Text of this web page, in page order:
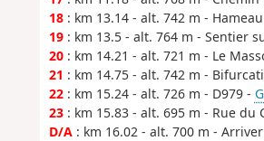
18: km 13.14 - alt. 742 m -
19: km 13.5 - alt. 764 m - Sentier
20: km 14.21 - alt. 721 m - Le
21 : km 14.75 - alt. 742 m -
22: km 15.24 - alt. 726 m - D979 -
23: km 15.83 - alt. 695 m - Rue du
D/A: km 16.02 - alt. 700 m -